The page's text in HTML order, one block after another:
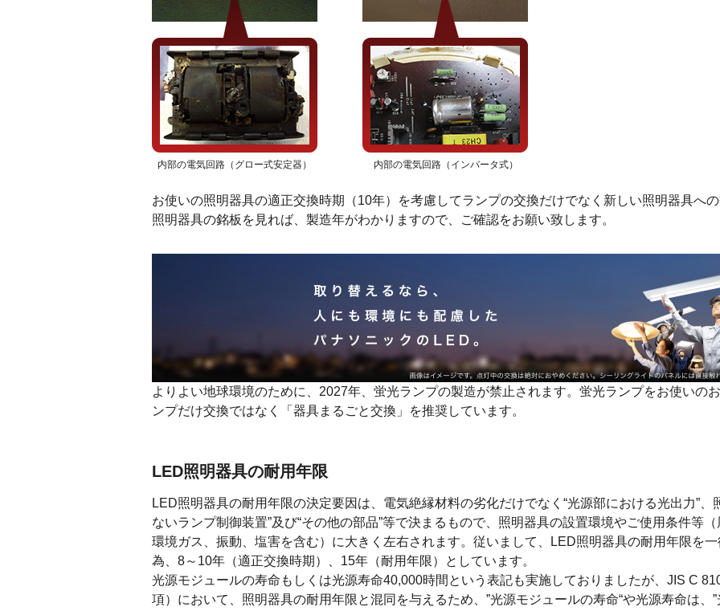
内部の電気回路（グロー式安定器） 内部の電気回路（インバータ式）
お使いの照明器具の適正交換時期（10年）を考慮してランプの交換だけでなく新しい照明器具へ
照明器具の銘板を見れば、製造年がわかりますので、ご確認をお願い致します。
よりよい地球環境のために、2027年、蛍光ランプの製造が禁止されます。蛍光ランプをお使いの
ンプだけ交換ではなく「器具まるごと交換」を推奨しています。
LED照明器具の耐用年限
LED照明器具の耐用年限の決定要因は、電気絶縁材料の劣化だけでなく“光源部における光出力”、
ないランプ制御装置”及び“その他の部品”等で決まるもので、照明器具の設置環境やご使用条件等
環境ガス、振動、塩害を含む）に大きく左右されます。従いまして、LED照明器具の耐用年限を
為、8～10年（適正交換時期）、15年（耐用年限）としています。
光源モジュールの寿命もしくは光源寿命40,000時間という表記も実施しておりましたが、JIS C
項）において、照明器具の耐用年限と混同を与えるため、”光源モジュールの寿命“や光源寿命は、